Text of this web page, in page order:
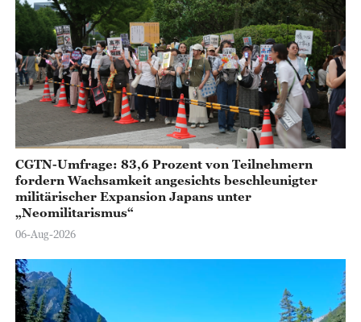
CGTN-Umfrage: 83,6 Prozent von Teilnehmern
fordern Wachsamkeit angesichts beschleunigter
militärischer Expansion Japans unter
„Neomilitarismus“
06-Aug-2026